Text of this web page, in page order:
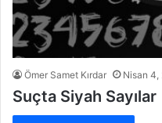
Ömer Samet Kırdar Nisan 4,
Suçta Siyah Sayılar